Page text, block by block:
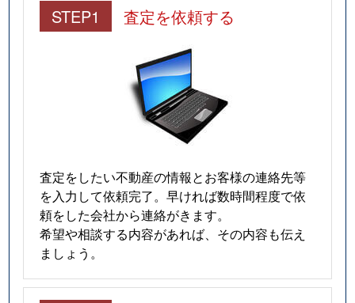
STEP1 査定を依頼する
査定をしたい不動産の情報とお客様の連絡先等
を入力して依頼完了。早ければ数時間程度で依
頼をした会社から連絡がきます。
希望や相談する内容があれば、その内容も伝え
ましょう。